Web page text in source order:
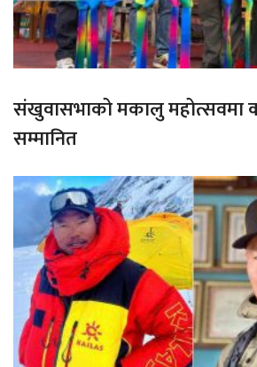
संखुवासभाको मकालु महोत्सवमा
सम्मानित